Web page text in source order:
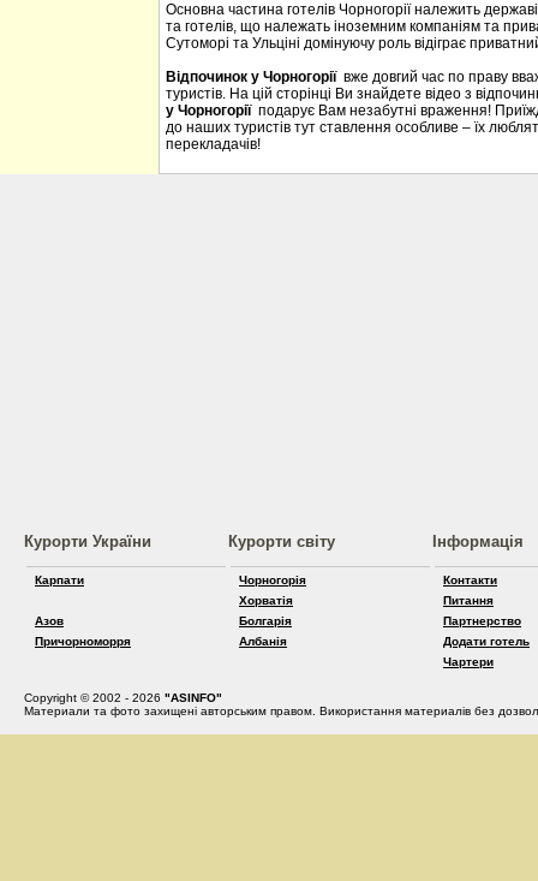
Основна частина готелів Чорногорії належить
та готелів, що належать іноземним компаніям та
Сутоморі та Ульціні домінуючу роль відіграє
Відпочинок у Чорногорії вже довгий час по праву
туристів. На цій сторінці Ви знайдете відео з
у Чорногоріїподарує Вам незабутні враження!
до наших туристів тут ставлення особливе – їх
перекладачів!
Курорти України
Карпати
Азов
Причорноморря
Курорти світу
Чорногорія
Хорватія
Болгарія
Албанія
Інформація
Контакти
Питання
Партнерство
Додати готель
Чартери
Copyright © 2002 - 2026 "ASINFO"
Материали та фото захищені авторським правом. Використання материалів без